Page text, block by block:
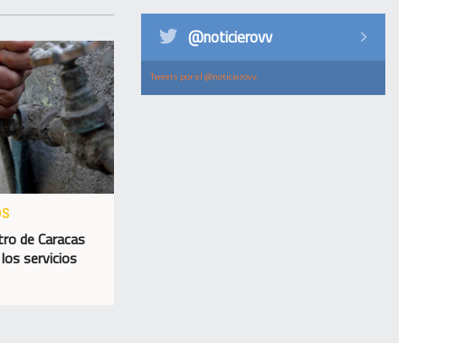
de Caracas
servicios
@noticierovv
Tweets por el @noticierovv.